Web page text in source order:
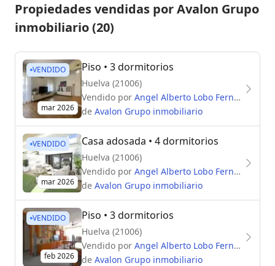
Propiedades vendidas por Avalon Grupo
inmobiliario (20)
VENDIDO
mar 2026
Piso • 3 dormitorios
Huelva (21006)
Vendido por Angel Alberto Lobo Fernandez
de Avalon Grupo inmobiliario
VENDIDO
mar 2026
Casa adosada • 4 dormitorios
Huelva (21006)
Vendido por Angel Alberto Lobo Fernandez
de Avalon Grupo inmobiliario
VENDIDO
feb 2026
Piso • 3 dormitorios
Huelva (21006)
Vendido por Angel Alberto Lobo Fernandez
de Avalon Grupo inmobiliario